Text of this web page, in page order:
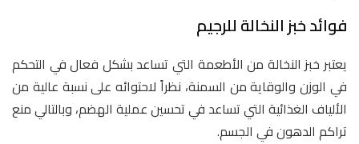
فوائد خبز النخالة للرجيم
يعتبر خبز النخالة من الأطعمة التي تساعد بشكل فعال في التحكم
في الوزن والوقاية من السمنة، نظراً لاحتوائه على نسبة عالية من
الألياف الغذائية التي تساعد في تحسين عملية الهضم، وبالتالي منع
تراكم الدهون في الجسم.